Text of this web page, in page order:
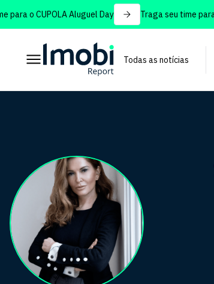
o CUPOLA Aluguel Day Traga seu time para o
Todas as notícias